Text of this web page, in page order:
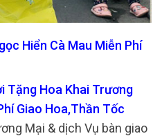
Hiển Cà Mau Miễn Phí
Tặng Hoa Khai Trương
Giao Hoa,Thần Tốc
Mại & dịch Vụ bàn giao